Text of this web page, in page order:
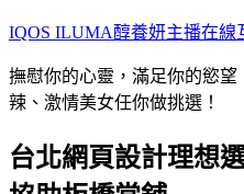
跳
主
要
容
IQOS ILUMA醇養妍主播在線
撫慰你的心靈，滿足你的慾
辣、激情美女任你做挑選！
台北網頁設計理想